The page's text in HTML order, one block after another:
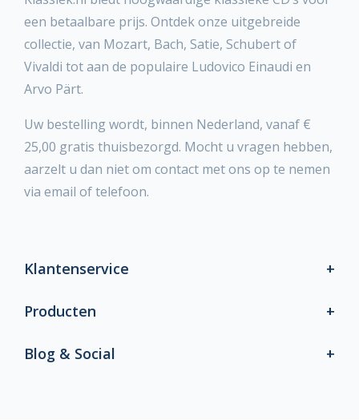
een betaalbare prijs. Ontdek onze uitgebreide
collectie, van Mozart, Bach, Satie, Schubert of
Vivaldi tot aan de populaire Ludovico Einaudi en
Arvo Pärt.
Uw bestelling wordt, binnen Nederland, vanaf €
25,00 gratis thuisbezorgd. Mocht u vragen hebben,
aarzelt u dan niet om contact met ons op te nemen
via email of telefoon.
Klantenservice
Producten
Blog & Social